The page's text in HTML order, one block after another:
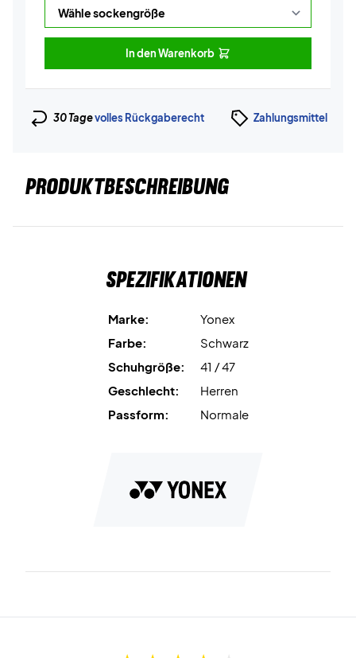
In den Warenkorb
30 Tagevolles Rückgaberecht Zahlungsmittel
PRODUKTBESCHREIBUNG
Spezifikationen
Marke:
Yonex
Farbe:
Schwarz
Schuhgröße:
41 / 47
Geschlecht:
Herren
Passform:
Normale